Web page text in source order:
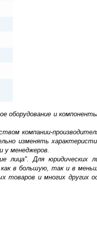
оборудование и
компании-
изменять
у менеджеров.
лица". Для юридических
в большую, так и в
товаров и многих других